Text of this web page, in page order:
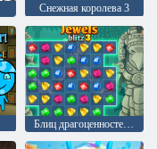
Снежная королева 3
Блиц драгоценностей 3